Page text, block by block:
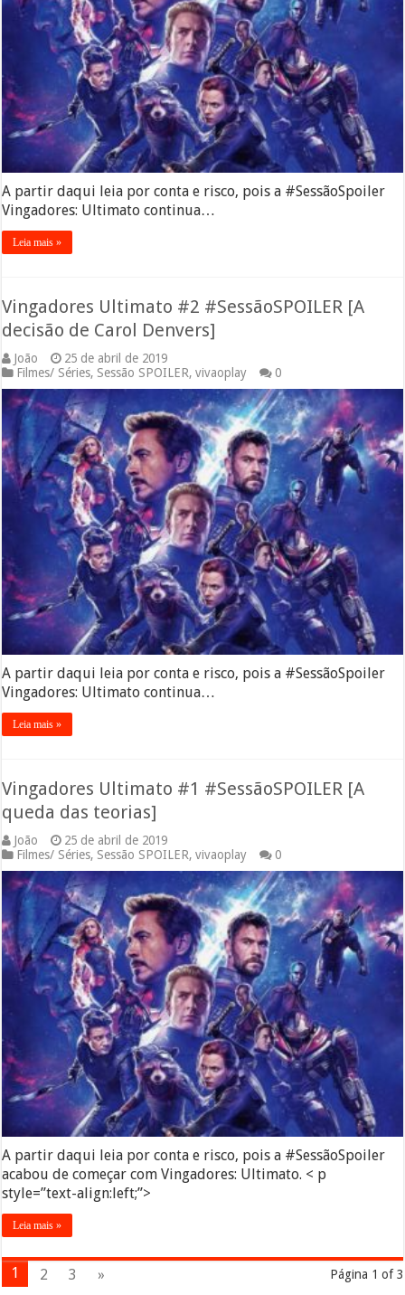
A partir daqui leia por conta e risco, pois a #SessãoSpoiler
Vingadores: Ultimato continua…
Leia mais »
Vingadores Ultimato #2 #SessãoSPOILER [A
decisão de Carol Denvers]
João
25 de abril de 2019
Filmes/ Séries, Sessão SPOILER,vivaoplay 0
A partir daqui leia por conta e risco, pois a #SessãoSpoiler
Vingadores: Ultimato continua…
Leia mais »
Vingadores Ultimato #1 #SessãoSPOILER [A
queda das teorias]
João
25 de abril de 2019
Filmes/ Séries, Sessão SPOILER,vivaoplay 0
A partir daqui leia por conta e risco, pois a #SessãoSpoiler
acabou de começar com Vingadores: Ultimato. < p
style=”text-align:left;”>
Leia mais »
Página 1 of 3
1 2 3 »